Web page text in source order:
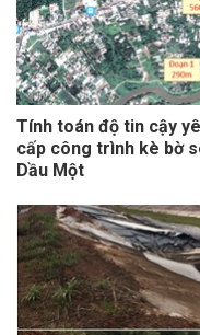
Tính toán độ tin cậy
cấp công trình kè bờ
Dầu Một